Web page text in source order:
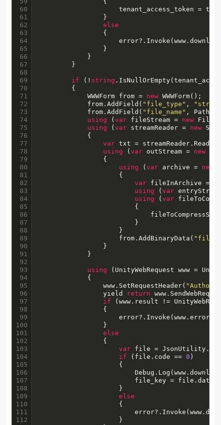
60
61
62
63
64
65
66
67
68
69
70
71
72
73
74
75
76
77
78
79
80
81
82
83
84
85
86
87
88
89
90
91
92
93
94
95
96
97
98
99
100
101
102
103
104
105
106
107
108
109
110
111
112
tenant_access_token =
                }
else
                {
                }
            }
        }
if (! string
        {
            WWWForm from =
new WWWForm();
            from.AddField(
"file_type" ,
            from.AddField(
"file_name" ,
using (var fileStream = new
using (var streamReader = new
            {
var txt =
using (var outStream = new
                {
using (var archive = new
                    {
var fileInArchive =
using (var
using (var
                        {
                        }
                    }
                    from.AddBinaryData(
"file"
                }
            }
using (UnityWebRequest www =
            {
                www.SetRequestHeader(
                yield
return
if (www.result !=
                {
                    error?.Invoke(www.error);
                }
else
                {
var file =
if (file.code == 0 )
                    {
file_key =
                    }
else
                    {
                    }